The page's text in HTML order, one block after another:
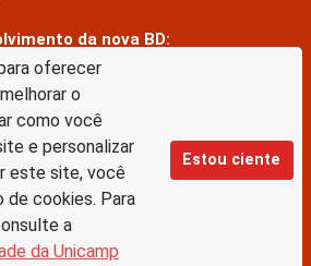
oferecer
o
como você
e personalizar
este site, você
de cookies. Para
a
da Unicamp
Estou ciente
da nova BD:
Almeida
Silva
está licenciado com uma Licença Creative Commons –
Internacional